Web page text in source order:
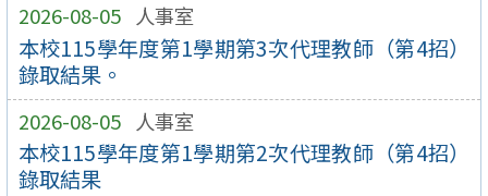
2026-08-05 人事室
本校115學年度第1學期第3次代理教師（第4招）
錄取結果。
2026-08-05 人事室
本校115學年度第1學期第2次代理教師（第4招）
錄取結果